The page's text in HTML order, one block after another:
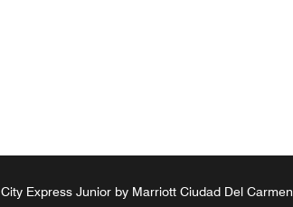
City Express Junior by Marriott Ciudad Del Carmen